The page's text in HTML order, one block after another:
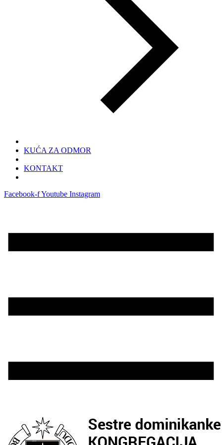
KUĆA ZA ODMOR
KONTAKT
Facebook-fYoutube Instagram